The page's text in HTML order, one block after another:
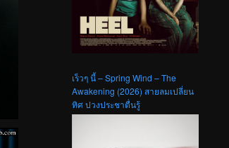
เร็วๆ นี้ – Spring Wind – The
Awakening (2026) สายลมเปลี่ยน
ทิศ ปวงประชาตื่นรู้